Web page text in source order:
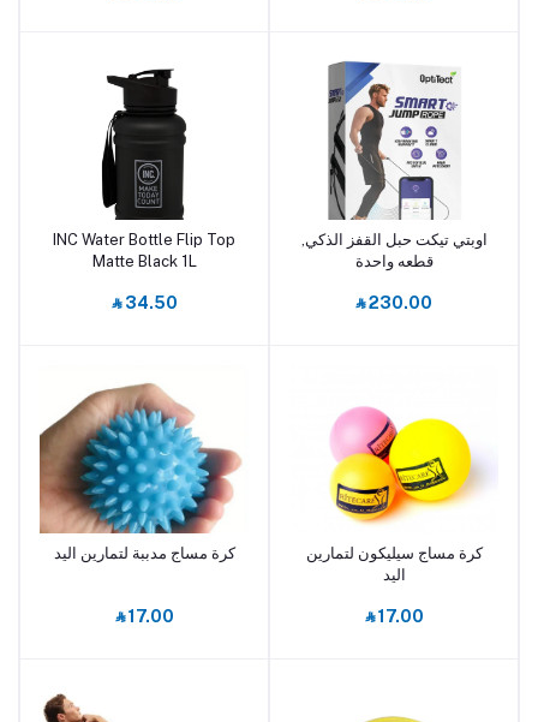
أضف إلى السلة
اوبتي تيكت حبل القفز الذكي,
قطعه واحدة
‎⃁ 230.00
أضف إلى السلة
INC Water Bottle Flip Top
Matte Black 1L
‎⃁ 34.50
أضف إلى السلة
كرة مساج سيليكون لتمارين
اليد
‎⃁ 17.00
أضف إلى السلة
كرة مساج مدببة لتمارين اليد
‎⃁ 17.00